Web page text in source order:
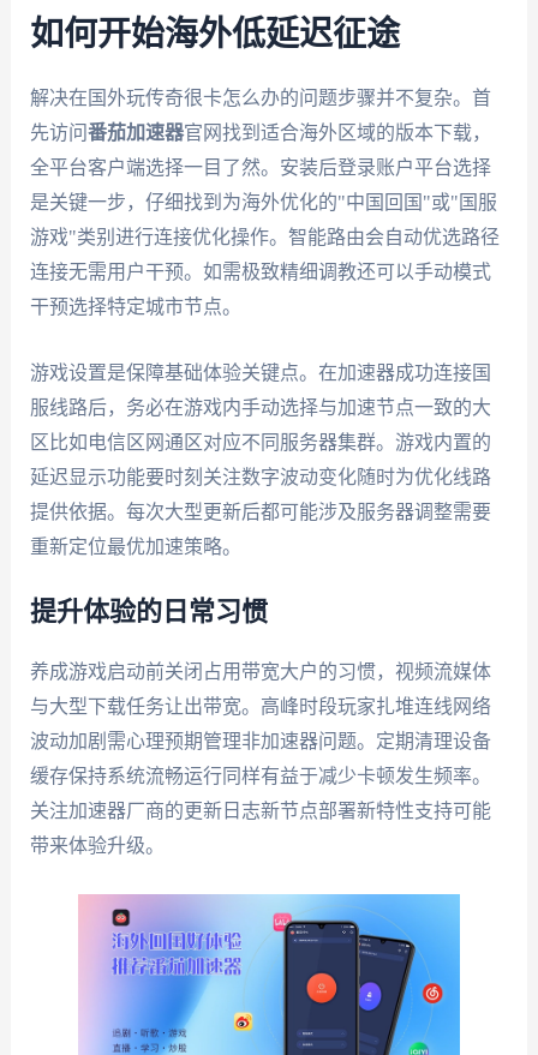
如何开始海外低延迟征途
解决在国外玩传奇很卡怎么办的问题步骤并不复杂。首
先访问 番茄加速器官网找到适合海外区域的版本下载，
全平台客户端选择一目了然。安装后登录账户平台选择
是关键一步，仔细找到为海外优化的"中国回国"或"国服
游戏"类别进行连接优化操作。智能路由会自动优选路径
连接无需用户干预。如需极致精细调教还可以手动模式
干预选择特定城市节点。
游戏设置是保障基础体验关键点。在加速器成功连接国
服线路后，务必在游戏内手动选择与加速节点一致的大
区比如电信区网通区对应不同服务器集群。游戏内置的
延迟显示功能要时刻关注数字波动变化随时为优化线路
提供依据。每次大型更新后都可能涉及服务器调整需要
重新定位最优加速策略。
提升体验的日常习惯
养成游戏启动前关闭占用带宽大户的习惯，视频流媒体
与大型下载任务让出带宽。高峰时段玩家扎堆连线网络
波动加剧需心理预期管理非加速器问题。定期清理设备
缓存保持系统流畅运行同样有益于减少卡顿发生频率。
关注加速器厂商的更新日志新节点部署新特性支持可能
带来体验升级。